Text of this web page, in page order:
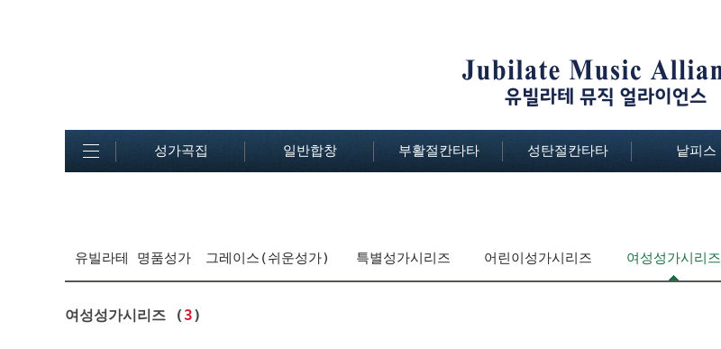
성가곡집 일반합창 부활절칸타타 성탄절칸타타 낱피스
유빌라테 명품성가 그레이스(쉬운성가) 특별성가시리즈 어린이성가시리즈 여성성가시리즈
여성성가시리즈 ( 3)